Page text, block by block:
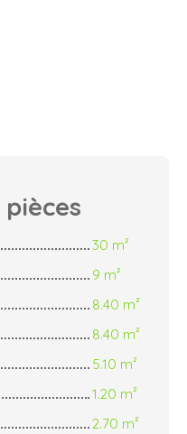
pièces
30 m²
9 m²
8.40 m²
8.40 m²
5.10 m²
1.20 m²
2.70 m²